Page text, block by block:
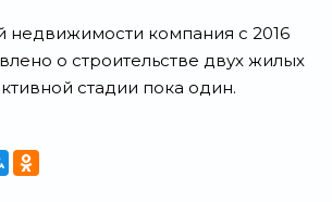
компания с 2016
о строительстве двух жилых
стадии пока один.